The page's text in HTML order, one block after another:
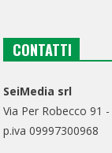
CONTATTI
SeiMedia srl
Via Per Robecco 91
p.iva 09997300968